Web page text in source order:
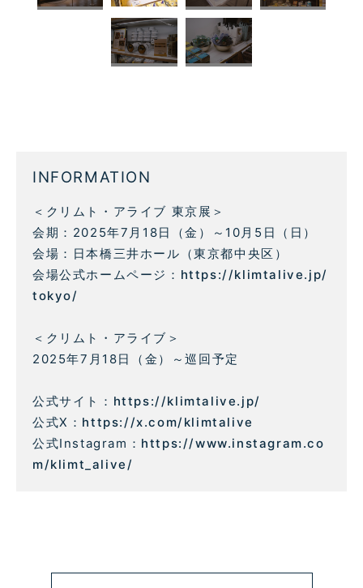
INFORMATION
＜クリムト・アライブ 東京展＞
会期：2025年7月18日（金）～10月5日（日）
会場：日本橋三井ホール（東京都中央区）
会場公式ホームページ： https://klimtalive.jp/
tokyo/
＜クリムト・アライブ＞
2025年7月18日（金）～巡回予定
公式サイト： https://klimtalive.jp/
公式X： https://x.com/klimtalive
公式Instagram： https://www.instagram.co
m/klimt_alive/